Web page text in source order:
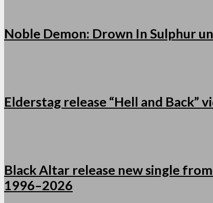
Noble Demon: Drown In Sulphur
Elderstag release “Hell and Back”
Black Altar release new single
1996–2026